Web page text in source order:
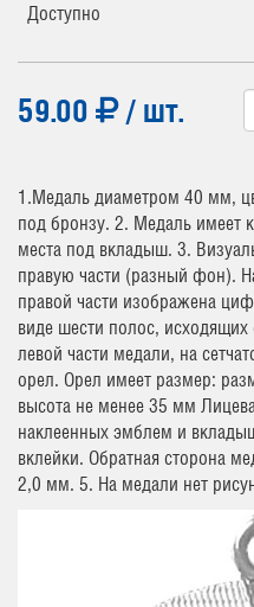
Доступно
59.00 / шт.
1.Медаль диаметром 40 мм,
под бронзу. 2. Медаль имеет
места под вкладыш. 3.
правую части (разный фон).
правой части изображена
виде шести полос,
левой части медали, на
орел. Орел имеет размер:
высота не менее 35 мм
наклеенных эмблем и
вклейки. Обратная сторона
2,0 мм. 5. На медали нет